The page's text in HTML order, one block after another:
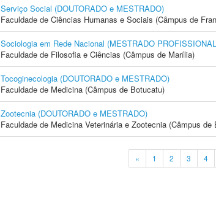
Serviço Social (DOUTORADO e MESTRADO)
Faculdade de Ciências Humanas e Sociais (Câmpus de
Sociologia em Rede Nacional (MESTRADO
Faculdade de Filosofia e Ciências (Câmpus de Marília)
Tocoginecologia (DOUTORADO e MESTRADO)
Faculdade de Medicina (Câmpus de Botucatu)
Zootecnia (DOUTORADO e MESTRADO)
Faculdade de Medicina Veterinária e Zootecnia (Câmpus de
« 1 2 3 4